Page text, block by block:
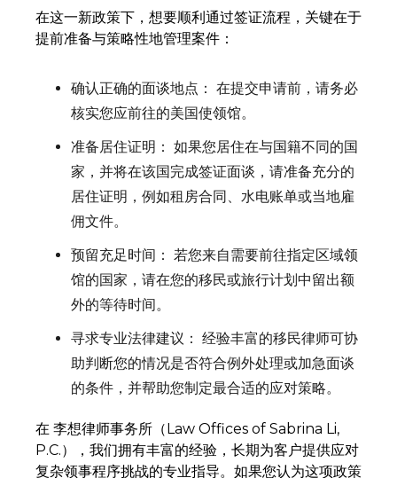
在这一新政策下，想要顺利通过签证流程，关键在于
提前准备与策略性地管理案件：
确认正确的面谈地点： 在提交申请前，请务必
核实您应前往的美国使领馆。
准备居住证明： 如果您居住在与国籍不同的国
家，并将在该国完成签证面谈，请准备充分的
居住证明，例如租房合同、水电账单或当地雇
佣文件。
预留充足时间： 若您来自需要前往指定区域领
馆的国家，请在您的移民或旅行计划中留出额
外的等待时间。
寻求专业法律建议： 经验丰富的移民律师可协
助判断您的情况是否符合例外处理或加急面谈
的条件，并帮助您制定最合适的应对策略。
在 李想律师事务所（Law Offices of Sabrina Li,
P.C.），我们拥有丰富的经验，长期为客户提供应对
复杂领事程序挑战的专业指导。如果您认为这项政策